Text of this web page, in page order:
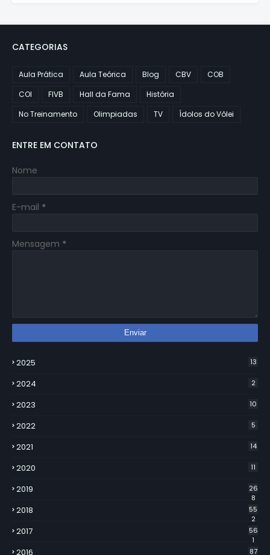
CATEGORIAS
Aula Prática Aula Teórica Blog CBV
COB
COI
FIVB Hall da Fama
História
No Treinamento
Olimpiadas TV Ídolos do Vôlei
ENTRE EM CONTATO
Nome
E-mail *
Mensagem *
2025 13
2024 2
2023 10
2022 5
2021 14
2020 11
2019
26
8
2018
55
2
2017
56
1
2016 87